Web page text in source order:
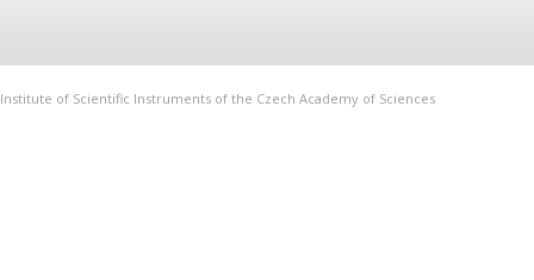
Institute of Scientific Instruments of the Czech Academy of Sciences